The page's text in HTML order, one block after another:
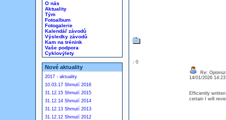
O nás
Aktuality
Tým
Fotoalbum
Fotogalerie
Kalendář závodů
Výsledky závodů
Kam na trénink
Vaše podpora
Cyklovýlety
Nové aktuality
2017 - aktuality
10.03.17 Shrnutí 2016
31.12.15 Shrnutí 2015
31.12.14 Shrnutí 2014
31.12.13 Shrnutí 2013
31.12.12 Shrnutí 2012
: 0
Re:
14/01/2026
Efficiently
certain I will